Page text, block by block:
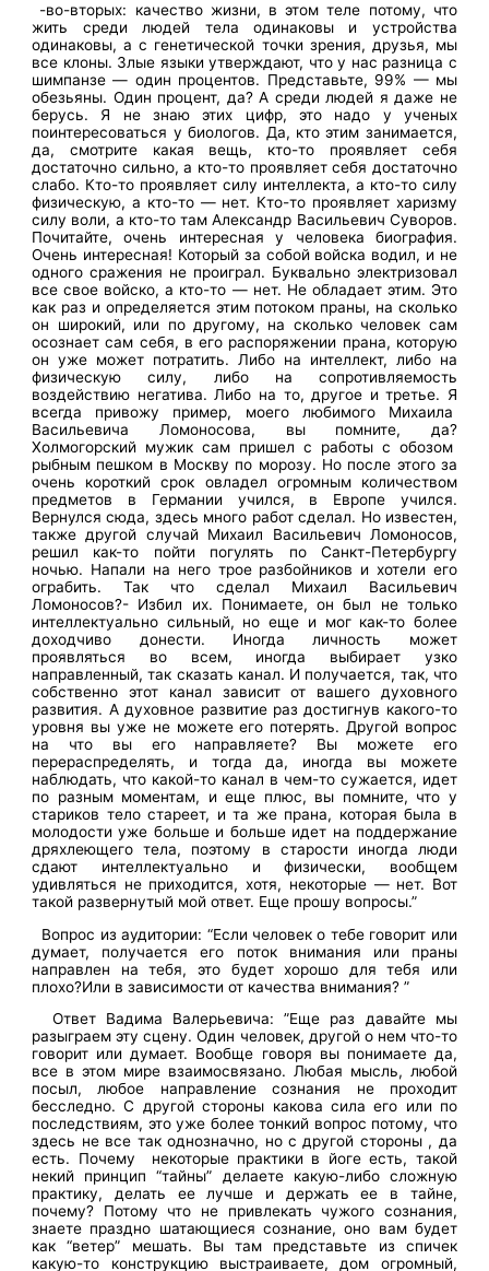
-во-вторых: качество жизни, в этом теле потому, что
жить среди людей тела одинаковы и устройства
одинаковы, а с генетической точки зрения, друзья, мы
все клоны. Злые языки утверждают, что у нас разница с
шимпанзе — один процентов. Представьте, 99% — мы
обезьяны. Один процент, да? А среди людей я даже не
берусь. Я не знаю этих цифр, это надо у ученых
поинтересоваться у биологов. Да, кто этим занимается,
да, смотрите какая вещь, кто-то проявляет себя
достаточно сильно, а кто-то проявляет себя достаточно
слабо. Кто-то проявляет силу интеллекта, а кто-то силу
физическую, а кто-то — нет. Кто-то проявляет харизму
силу воли, а кто-то там Александр Васильевич Суворов.
Почитайте, очень интересная у человека биография.
Очень интересная! Который за собой войска водил, и не
одного сражения не проиграл. Буквально электризовал
все свое войско, а кто-то — нет. Не обладает этим. Это
как раз и определяется этим потоком праны, на сколько
он широкий, или по другому, на сколько человек сам
осознает сам себя, в его распоряжении прана, которую
он уже может потратить. Либо на интеллект, либо на
физическую силу, либо на сопротивляемость
воздействию негатива. Либо на то, другое и третье. Я
всегда привожу пример, моего любимого Михаила
Васильевича Ломоносова, вы помните, да?
Холмогорский мужик сам пришел с работы с обозом
рыбным пешком в Москву по морозу. Но после этого за
очень короткий срок овладел огромным количеством
предметов в Германии учился, в Европе учился.
Вернулся сюда, здесь много работ сделал. Но известен,
также другой случай Михаил Васильевич Ломоносов,
решил как-то пойти погулять по Санкт-Петербургу
ночью. Напали на него трое разбойников и хотели его
ограбить. Так что сделал Михаил Васильевич
Ломоносов?- Избил их. Понимаете, он был не только
интеллектуально сильный, но еще и мог как-то более
доходчиво донести. Иногда личность может
проявляться во всем, иногда выбирает узко
направленный, так сказать канал. И получается, так, что
собственно этот канал зависит от вашего духовного
развития. А духовное развитие раз достигнув какого-то
уровня вы уже не можете его потерять. Другой вопрос
на что вы его направляете? Вы можете его
перераспределять, и тогда да, иногда вы можете
наблюдать, что какой-то канал в чем-то сужается, идет
по разным моментам, и еще плюс, вы помните, что у
стариков тело стареет, и та же прана, которая была в
молодости уже больше и больше идет на поддержание
дряхлеющего тела, поэтому в старости иногда люди
сдают интеллектуально и физически, вообщем
удивляться не приходится, хотя, некоторые — нет. Вот
такой развернутый мой ответ. Еще прошу вопросы.”
Вопрос из аудитории: “Если человек о тебе говорит или
думает, получается его поток внимания или праны
направлен на тебя, это будет хорошо для тебя или
плохо?Или в зависимости от качества внимания? ”
Ответ Вадима Валерьевича: ”Еще раз давайте мы
разыграем эту сцену. Один человек, другой о нем что-то
говорит или думает. Вообще говоря вы понимаете да,
все в этом мире взаимосвязано. Любая мысль, любой
посыл, любое направление сознания не проходит
бесследно. С другой стороны какова сила его или по
последствиям, это уже более тонкий вопрос потому, что
здесь не все так однозначно, но с другой стороны , да
есть. Почему некоторые практики в йоге есть, такой
некий принцип “тайны” делаете какую-либо сложную
практику, делать ее лучше и держать ее в тайне,
почему? Потому что не привлекать чужого сознания,
знаете праздно шатающиеся сознание, оно вам будет
как “ветер” мешать. Вы там представьте из спичек
какую-то конструкцию выстраиваете, дом огромный,